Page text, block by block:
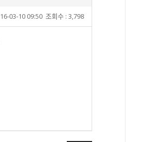
조회수 : 3,798
16-03-10 09:50